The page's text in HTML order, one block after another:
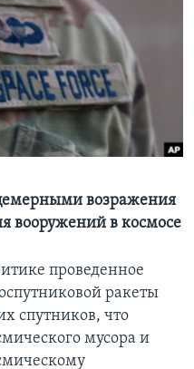
возражения
вооружений в космосе
проведенное
ракеты
спутников, что
мусора и